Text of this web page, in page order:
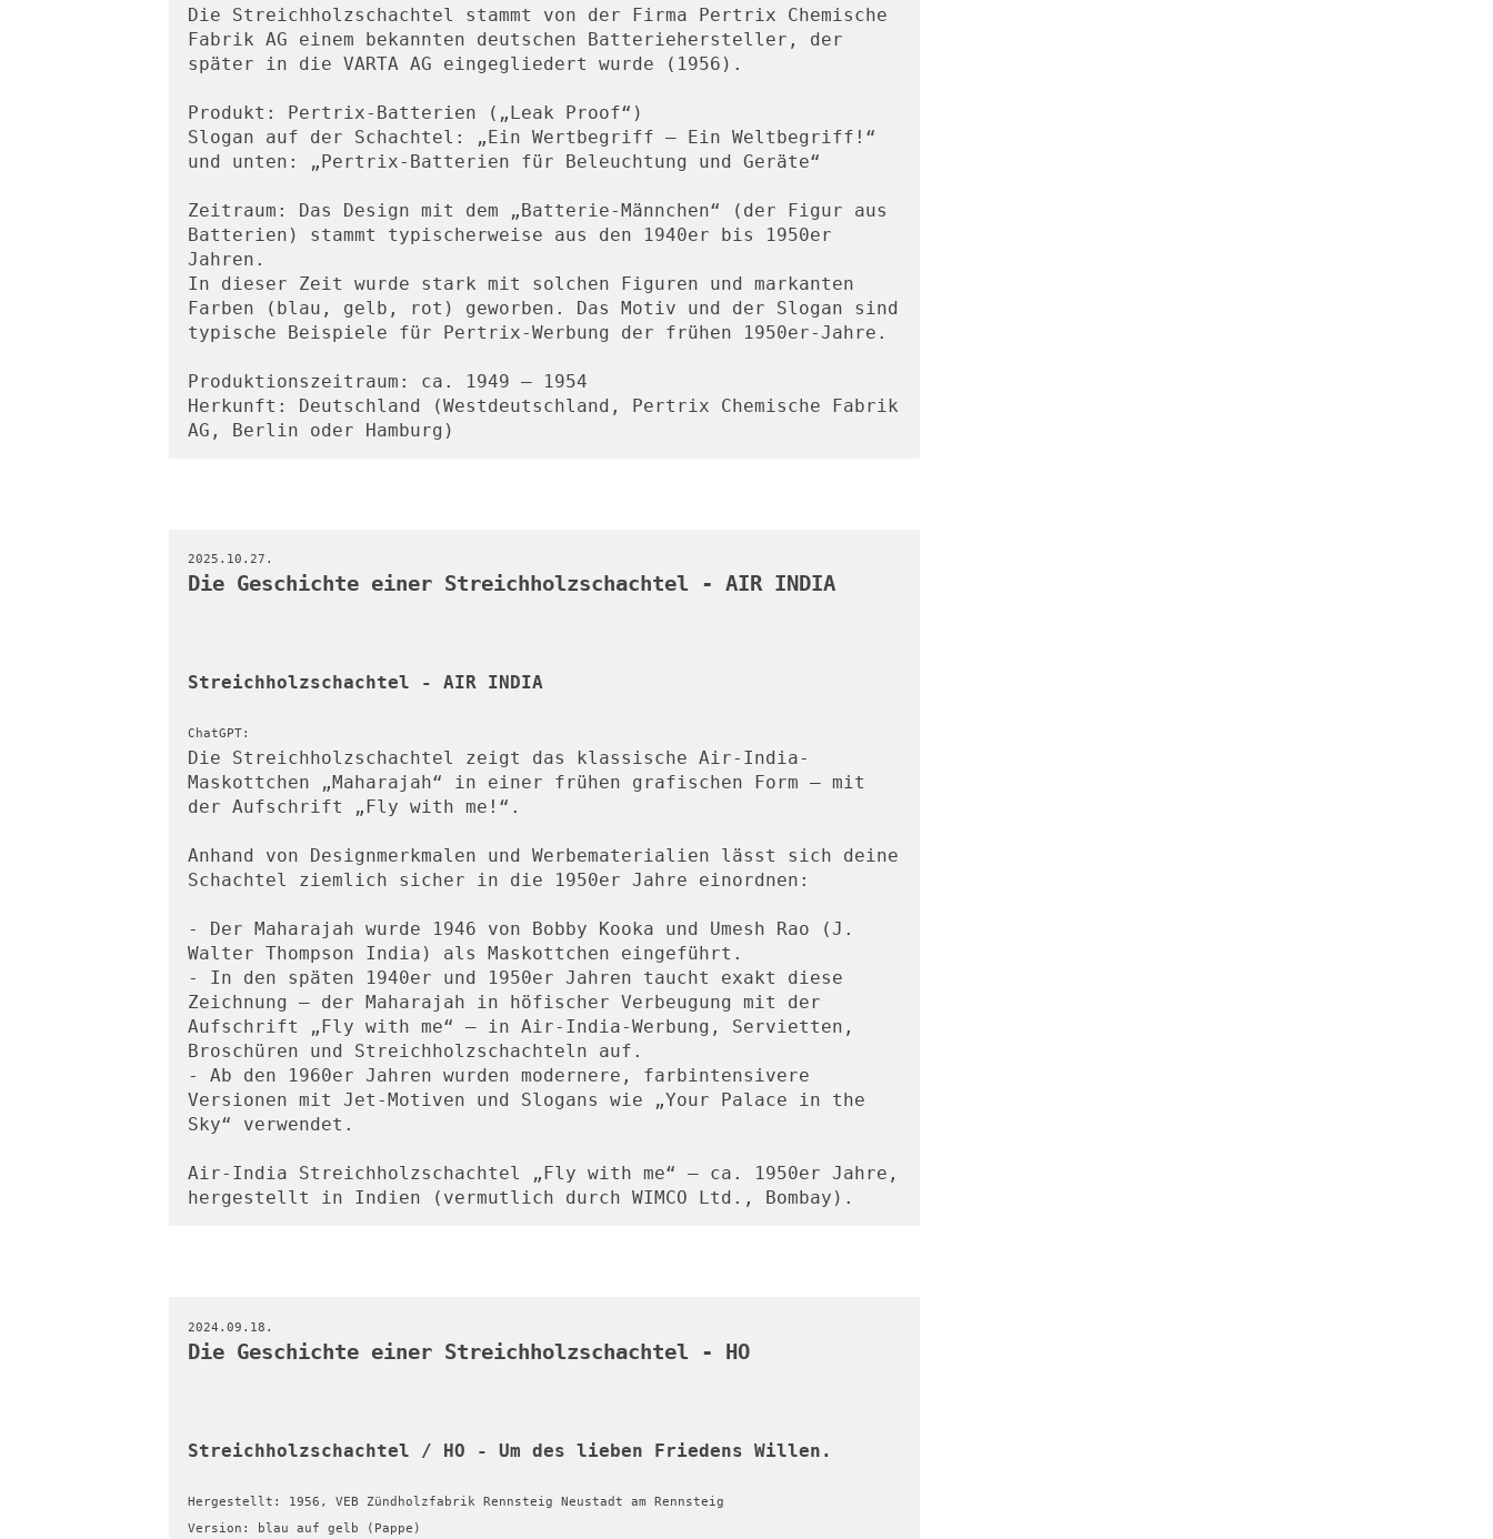
Die Streichholzschachtel stammt von der Firma Pertrix Chemische
Fabrik AG einem bekannten deutschen Batteriehersteller, der
später in die VARTA AG eingegliedert wurde (1956).
Produkt: Pertrix-Batterien („Leak Proof“)
Slogan auf der Schachtel: „Ein Wertbegriff – Ein Weltbegriff!“
und unten: „Pertrix-Batterien für Beleuchtung und Geräte“
Zeitraum: Das Design mit dem „Batterie-Männchen“ (der Figur aus
Batterien) stammt typischerweise aus den 1940er bis 1950er
Jahren.
In dieser Zeit wurde stark mit solchen Figuren und markanten
Farben (blau, gelb, rot) geworben. Das Motiv und der Slogan sind
typische Beispiele für Pertrix-Werbung der frühen 1950er-Jahre.
Produktionszeitraum: ca. 1949 – 1954
Herkunft: Deutschland (Westdeutschland, Pertrix Chemische Fabrik
AG, Berlin oder Hamburg)
2025.10.27.
Die Geschichte einer Streichholzschachtel - AIR INDIA
Streichholzschachtel - AIR INDIA
ChatGPT:
Die Streichholzschachtel zeigt das klassische Air-India-
Maskottchen „Maharajah“ in einer frühen grafischen Form – mit
der Aufschrift „Fly with me!“.
Anhand von Designmerkmalen und Werbematerialien lässt sich deine
Schachtel ziemlich sicher in die 1950er Jahre einordnen:
- Der Maharajah wurde 1946 von Bobby Kooka und Umesh Rao (J.
Walter Thompson India) als Maskottchen eingeführt.
- In den späten 1940er und 1950er Jahren taucht exakt diese
Zeichnung – der Maharajah in höfischer Verbeugung mit der
Aufschrift „Fly with me“ – in Air-India-Werbung, Servietten,
Broschüren und Streichholzschachteln auf.
- Ab den 1960er Jahren wurden modernere, farbintensivere
Versionen mit Jet-Motiven und Slogans wie „Your Palace in the
Sky“ verwendet.
Air-India Streichholzschachtel „Fly with me“ – ca. 1950er Jahre,
hergestellt in Indien (vermutlich durch WIMCO Ltd., Bombay).
2024.09.18.
Die Geschichte einer Streichholzschachtel - HO
Streichholzschachtel / HO - Um des lieben Friedens Willen.
Hergestellt: 1956, VEB Zündholzfabrik Rennsteig Neustadt am Rennsteig
Version: blau auf gelb (Pappe)